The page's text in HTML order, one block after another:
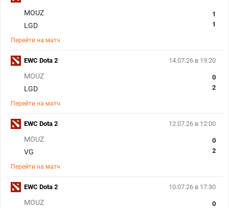
MOUZ
LGD
1
1
Перейти на матч
14.07.26 в 19:20
MOUZ
LGD
0
2
Перейти на матч
EWC Dota 2
12.07.26 в 12:00
MOUZ
VG
0
2
Перейти на матч
EWC Dota 2
10.07.26 в 17:30
MOUZ
0
EWC Dota 2